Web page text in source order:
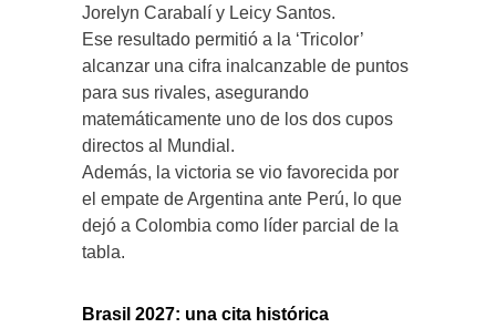
Jorelyn Carabalí y Leicy Santos.
Ese resultado permitió a la ‘Tricolor’
alcanzar una cifra inalcanzable de puntos
para sus rivales, asegurando
matemáticamente uno de los dos cupos
directos al Mundial.
Además, la victoria se vio favorecida por
el empate de Argentina ante Perú, lo que
dejó a Colombia como líder parcial de la
tabla.
Brasil 2027: una cita histórica